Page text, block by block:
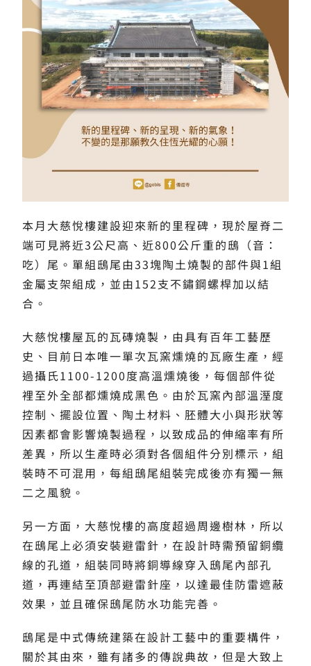
本月大慈悅樓建設迎來新的里程碑，現於屋脊二
端可見將近3公尺高、近800公斤重的鴟（音：
吃）尾。單組鴟尾由33塊陶土燒製的部件與1組
金屬支架組成，並由152支不鏽鋼螺桿加以結
合。
大慈悅樓屋瓦的瓦磚燒製，由具有百年工藝歷
史、目前日本唯一單次瓦窯燻燒的瓦廠生產，經
過攝氏1100-1200度高溫燻燒後，每個部件從
裡至外全部都燻燒成黑色。由於瓦窯內部溫溼度
控制、擺設位置、陶土材料、胚體大小與形狀等
因素都會影響燒製過程，以致成品的伸縮率有所
差異，所以生產時必須對各個組件分別標示，組
裝時不可混用，每組鴟尾組裝完成後亦有獨一無
二之風貌。
另一方面，大慈悅樓的高度超過周邊樹林，所以
在鴟尾上必須安裝避雷針，在設計時需預留銅纜
線的孔道，組裝同時將銅導線穿入鴟尾內部孔
道，再連結至頂部避雷針座，以達最佳防雷遮蔽
效果，並且確保鴟尾防水功能完善。
鴟尾是中式傳統建築在設計工藝中的重要構件，
關於其由來，雖有諸多的傳說典故，但是大致上